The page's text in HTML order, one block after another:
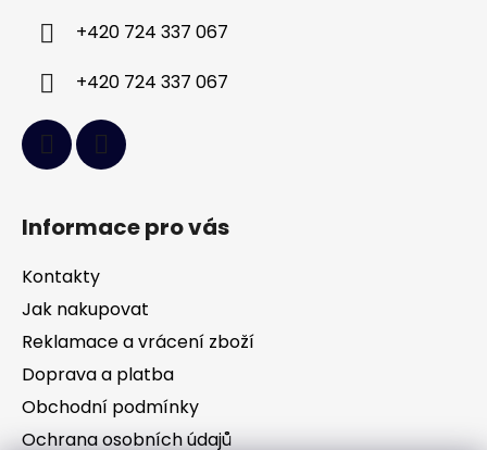
+420 724 337 067
+420 724 337 067
Informace pro vás
Kontakty
Jak nakupovat
Reklamace a vrácení zboží
Doprava a platba
Obchodní podmínky
Ochrana osobních údajů